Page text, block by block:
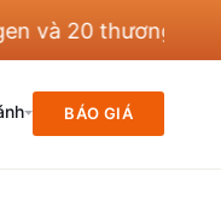
hiệu khác
BÁO GIÁ